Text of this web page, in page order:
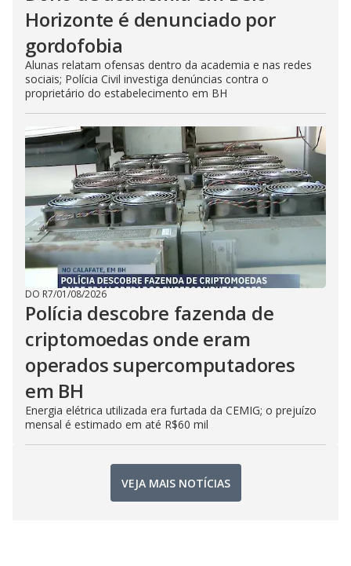
Horizonte é denunciado por
gordofobia
Alunas relatam ofensas dentro da academia e nas redes
sociais; Polícia Civil investiga denúncias contra o
proprietário do estabelecimento em BH
DO R7/01/08/2026
Polícia descobre fazenda de
criptomoedas onde eram
operados supercomputadores
em BH
Energia elétrica utilizada era furtada da CEMIG; o prejuízo
mensal é estimado em até R$60 mil
VEJA MAIS NOTÍCIAS